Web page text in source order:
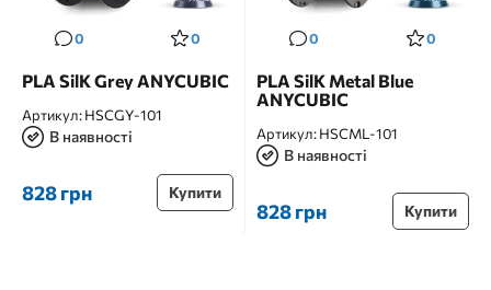
0 0
PLA SilK Grey ANYCUBIC
Артикул:HSCGY-101
В наявності
828 грн Купити
0 0
PLA SilK Metal Blue
ANYCUBIC
Артикул:HSCML-101
В наявності
828 грн Купити